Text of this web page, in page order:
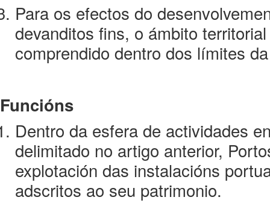
Para os efectos do
devanditos fins, o ámbito
comprendido dentro dos límites
Funcións
Dentro da esfera de actividades
delimitado no artigo anterior,
explotación das instalacións
adscritos ao seu patrimonio.